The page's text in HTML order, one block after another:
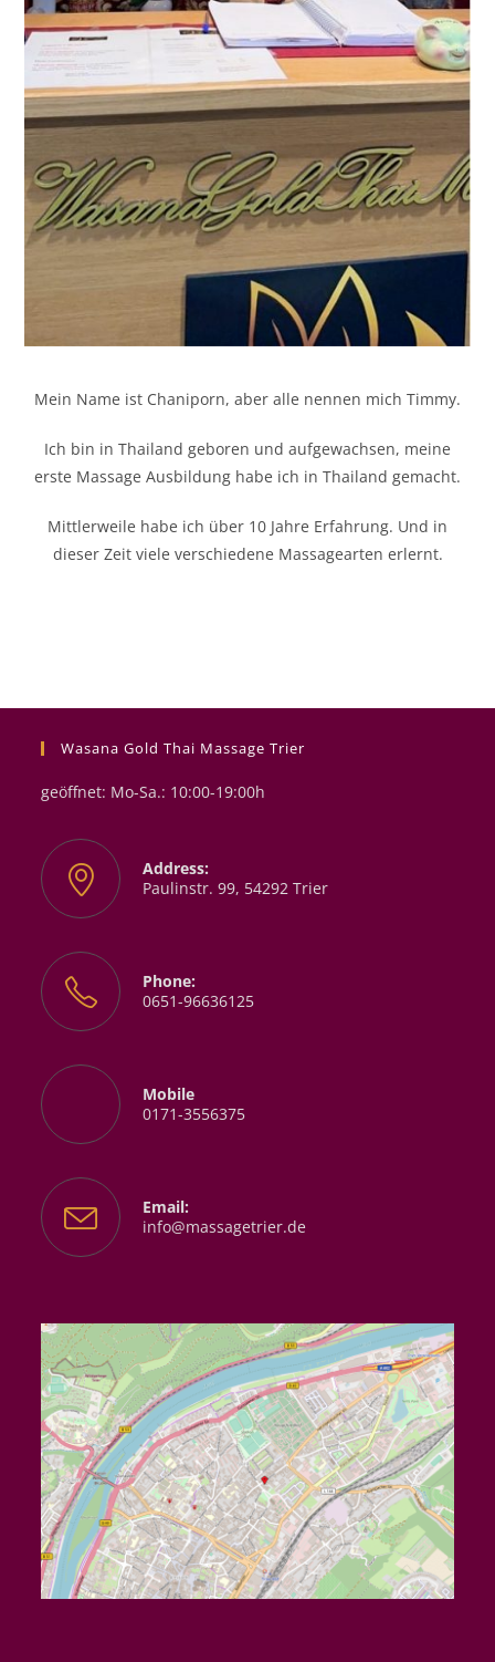
Mein Name ist Chaniporn, aber alle nennen mich Timmy.
Ich bin in Thailand geboren und aufgewachsen, meine
erste Massage Ausbildung habe ich in Thailand gemacht.
Mittlerweile habe ich über 10 Jahre Erfahrung. Und in
dieser Zeit viele verschiedene Massagearten erlernt.
Wasana Gold Thai Massage Trier
geöffnet: Mo-Sa.: 10:00-19:00h
Address:
Paulinstr. 99, 54292 Trier
Phone:
0651-96636125
Mobile
0171-3556375
Email:
info@massagetrier.deOpens